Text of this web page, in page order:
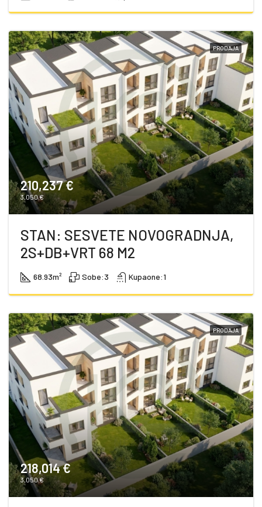
PRODAJA
210,237 €
3,050 €
STAN: SESVETE NOVOGRADNJA,
2S+DB+VRT 68 M2
68.93m² Sobe:3 Kupaone:1
PRODAJA
218,014 €
3,050 €